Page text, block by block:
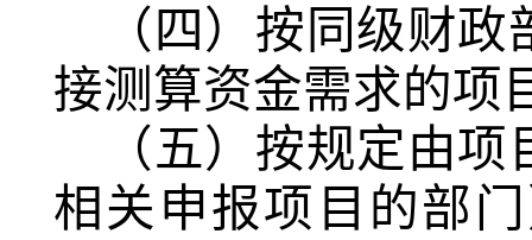
（四）按同级财
接测算资金需求的项
（五）按规定由
相关申报项目的部